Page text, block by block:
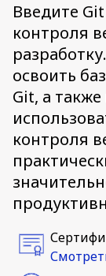
Введите
контроля
освоить
Git, а
контроля